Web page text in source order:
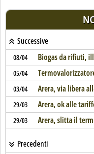
Successive
08/04 Biogas da rifiuti,
05/04
03/04 Arera, via libera
29/03 Arera, ok alle
29/03 Arera, slitta il
Precedenti